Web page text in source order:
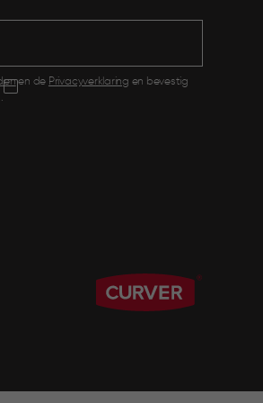
en de Privacyverklaring en bevestig